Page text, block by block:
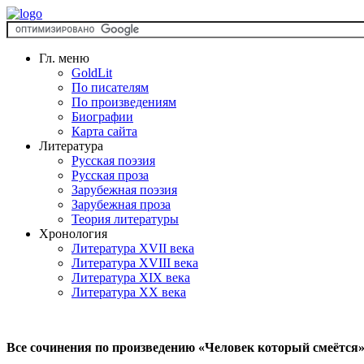
Гл. меню
GoldLit
По писателям
По произведениям
Биографии
Карта сайта
Литература
Русская поэзия
Русская проза
Зарубежная поэзия
Зарубежная проза
Теория литературы
Хронология
Литература XVII века
Литература XVIII века
Литература XIX века
Литература XX века
Все сочинения по произведению «Человек который